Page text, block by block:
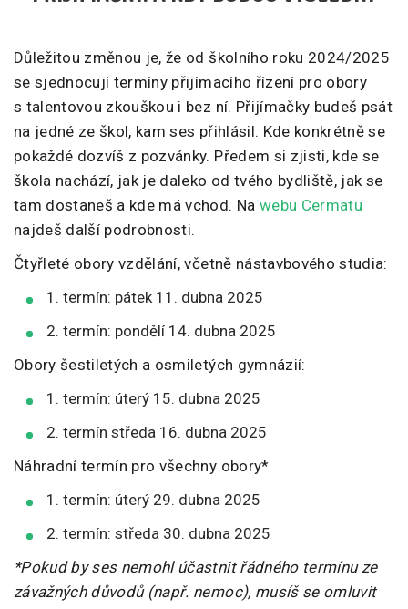
Důležitou změnou je, že od školního roku 2024/2025
se sjednocují termíny přijímacího řízení pro obory
s talentovou zkouškou i bez ní. Přijímačky budeš psát
na jedné ze škol, kam ses přihlásil. Kde konkrétně se
pokaždé dozvíš z pozvánky. Předem si zjisti, kde se
škola nachází, jak je daleko od tvého bydliště, jak se
tam dostaneš a kde má vchod. Na webu Cermatu
najdeš další podrobnosti.
Čtyřleté obory vzdělání, včetně nástavbového studia:
1. termín: pátek 11. dubna 2025
2. termín: pondělí 14. dubna 2025
Obory šestiletých a osmiletých gymnázií:
1. termín: úterý 15. dubna 2025
2. termín středa 16. dubna 2025
Náhradní termín pro všechny obory*
1. termín: úterý 29. dubna 2025
2. termín: středa 30. dubna 2025
*Pokud by ses nemohl účastnit řádného termínu ze
závažných důvodů (např. nemoc), musíš se omluvit